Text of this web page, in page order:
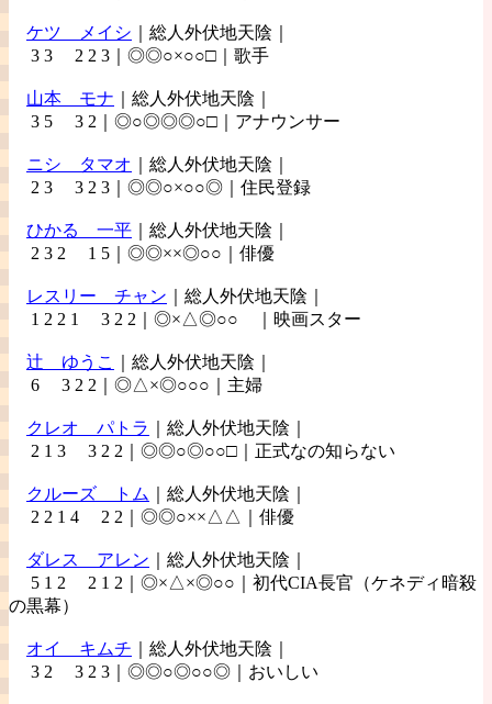
ケツ メイシ ｜総人外伏地天陰｜
3 3 2 2 3｜◎◎○×○○□｜歌手
山本 モナ ｜総人外伏地天陰｜
3 5 3 2｜◎○◎◎◎○□｜アナウンサー
ニシ タマオ ｜総人外伏地天陰｜
2 3 3 2 3｜◎◎○×○○◎｜住民登録
ひかる 一平 ｜総人外伏地天陰｜
2 3 2 1 5｜◎◎××◎○○｜俳優
レスリー チャン ｜総人外伏地天陰｜
1 2 2 1 3 2 2｜◎×△◎○○ ｜映画スター
辻 ゆうこ
｜総人外伏地天陰｜
6 3 2 2｜◎△×◎○○○｜主婦
クレオ パトラ
｜総人外伏地天陰｜
2 1 3 3 2 2｜◎◎○◎○○□｜正式なの知らない
クルーズ トム
｜総人外伏地天陰｜
2 2 1 4 2 2｜◎◎○××△△｜俳優
ダレス アレン ｜総人外伏地天陰｜
5 1 2 2 1 2｜◎×△×◎○○｜初代CIA長官（ケネディ暗殺
の黒幕）
オイ キムチ ｜総人外伏地天陰｜
3 2 3 2 3｜◎◎○◎○○◎｜おいしい